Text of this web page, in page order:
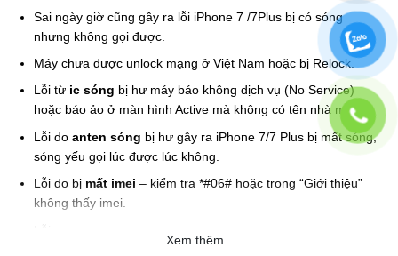
Sai ngày giờ cũng gây ra lỗi iPhone 7 /7Plus bị có sóng
nhưng không gọi được.
Máy chưa được unlock mạng ở Việt Nam hoặc bị Relock.
Lỗi từ ic sóng bị hư máy báo không dịch vụ (No Service)
hoặc báo ảo ở màn hình Active mà không có tên nhà mạng.
Lỗi do anten sóng bị hư gây ra iPhone 7/7 Plus bị mất sóng,
sóng yếu gọi lúc được lúc không.
Lỗi do bị mất imei – kiểm tra *#06# hoặc trong “Giới thiệu”
không thấy imei.
Xem thêm